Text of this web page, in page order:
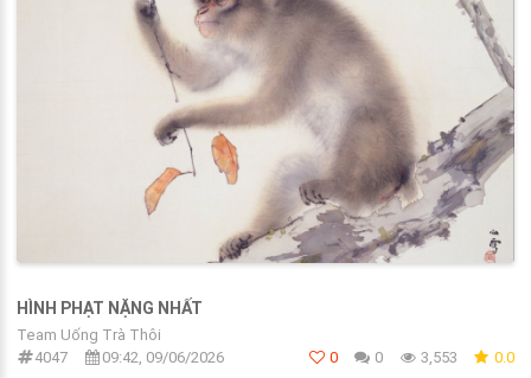
HÌNH PHẠT NẶNG NHẤT
Team Uống Trà Thôi
4047
09:42, 09/06/2026 0 0 3,553 0.0